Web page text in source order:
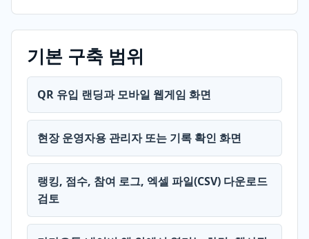
기본 구축 범위
QR 유입 랜딩과 모바일 웹게임 화면
현장 운영자용 관리자 또는 기록 확인 화면
랭킹, 점수, 참여 로그, 엑셀 파일(CSV) 다운로드
검토